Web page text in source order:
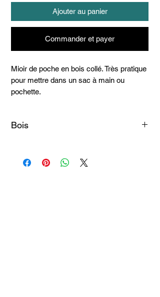
Ajouter au panier
Commander et payer
Mioir de poche en bois collé. Très pratique
pour mettre dans un sac à main ou
pochette.
Bois
Courbaril
Moutouchi